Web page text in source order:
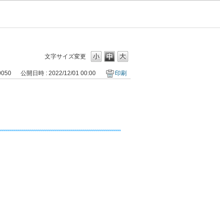
文字サイズ変更
公開日時 : 2022/12/01 00:00 印刷